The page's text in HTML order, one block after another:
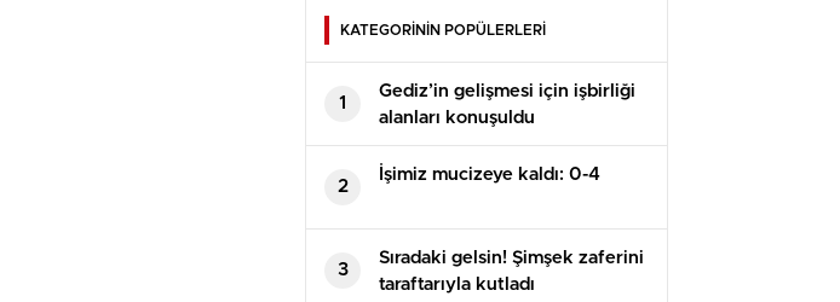
KATEGORİNİN POPÜLERLERİ
1
Gediz’in gelişmesi için işbirliği
alanları konuşuldu
2
İşimiz mucizeye kaldı: 0-4
3
Sıradaki gelsin! Şimşek zaferini
taraftarıyla kutladı